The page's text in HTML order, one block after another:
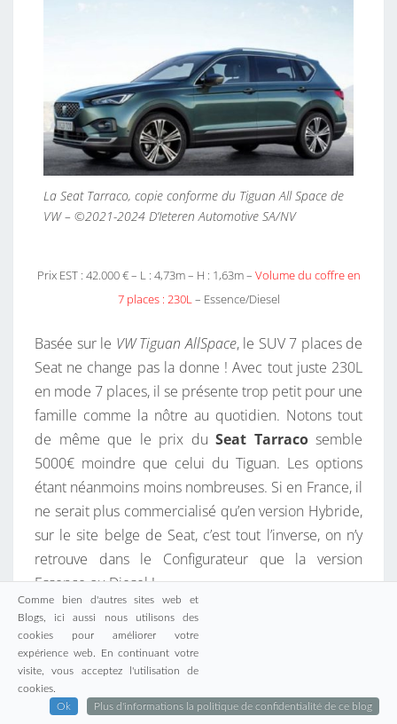
La Seat Tarraco, copie conforme du Tiguan All Space de
VW – ©2021-2024 D’Ieteren Automotive SA/NV
Prix EST : 42.000 € – L : 4,73m – H : 1,63m – Volume du coffre en
7 places : 230L– Essence/Diesel
Basée sur le VW Tiguan AllSpace, le SUV 7 places de
Seat ne change pas la donne ! Avec tout juste 230L
en mode 7 places, il se présente trop petit pour une
famille comme la nôtre au quotidien. Notons tout
de même que le prix du Seat Tarracosemble
5000€ moindre que celui du Tiguan. Les options
étant néanmoins moins nombreuses. Si en France, il
ne serait plus commercialisé qu’en version Hybride,
sur le site belge de Seat, c’est tout l’inverse, on n’y
retrouve dans le Configurateur que la version
Essence ou Diesel !
Si cela était encore nécessaire, les quelques photos
de l’habitacle sont là pour souligner que les 7 places
ne sont pas taillées pour une utilisation
quotidienne. Le siège centrale du 2° rang est
Comme bien d'autres sites web et
Blogs, ici aussi nous utilisons des
cookies pour améliorer votre
expérience web. En continuant votre
visite, vous acceptez l'utilisation de
cookies.
Ok
Plus d'informations la politique de confidentialité de ce blog